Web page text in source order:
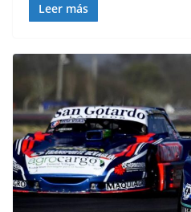
Leer más